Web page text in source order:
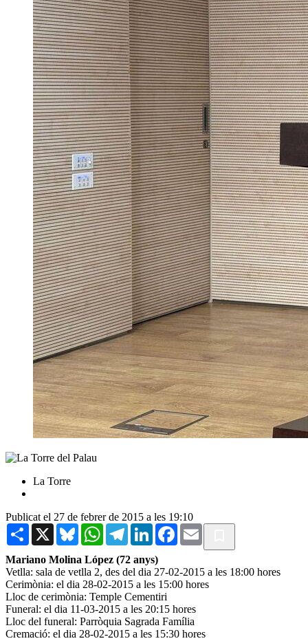
La Torre
Publicat el 27 de febrer de 2015 a les 19:10
Share X BlueskyWhatsAppTelegramLinkedInFacebook
Email
Mariano Molina López (72 anys)
Vetlla: sala de vetlla 2, des del dia 27-02-2015 a les 18:00 hores
Cerimònia: el dia 28-02-2015 a les 15:00 hores
Lloc de cerimònia: Temple Cementiri
Funeral: el dia 11-03-2015 a les 20:15 hores
Lloc del funeral: Parròquia Sagrada Família
Cremació: el dia 28-02-2015 a les 15:30 hores